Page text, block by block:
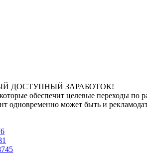
ДОСТУПНЫЙ ЗАРАБОТОК!
обеспечит целевые переходы по
одновременно может быть и